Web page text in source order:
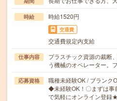
時給 時給1520円
交通費
交通費規定内支給
仕事内容
プラスチック資源の裁断
う機械のオペレーター。
応募資格
職種未経験OK / ブランク
◆未経験OK！〇まずは事
で気軽にオンライン登